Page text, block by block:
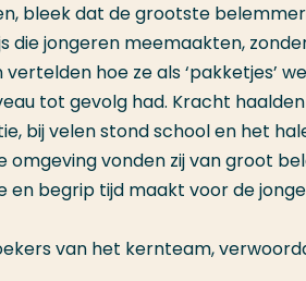
bleek dat de grootste
die jongeren meemaakten,
hoe ze als ‘pakketjes’
tot gevolg had. Kracht
bij velen stond school en het
vonden zij van groot
en begrip tijd maakt voor de
van het kernteam,